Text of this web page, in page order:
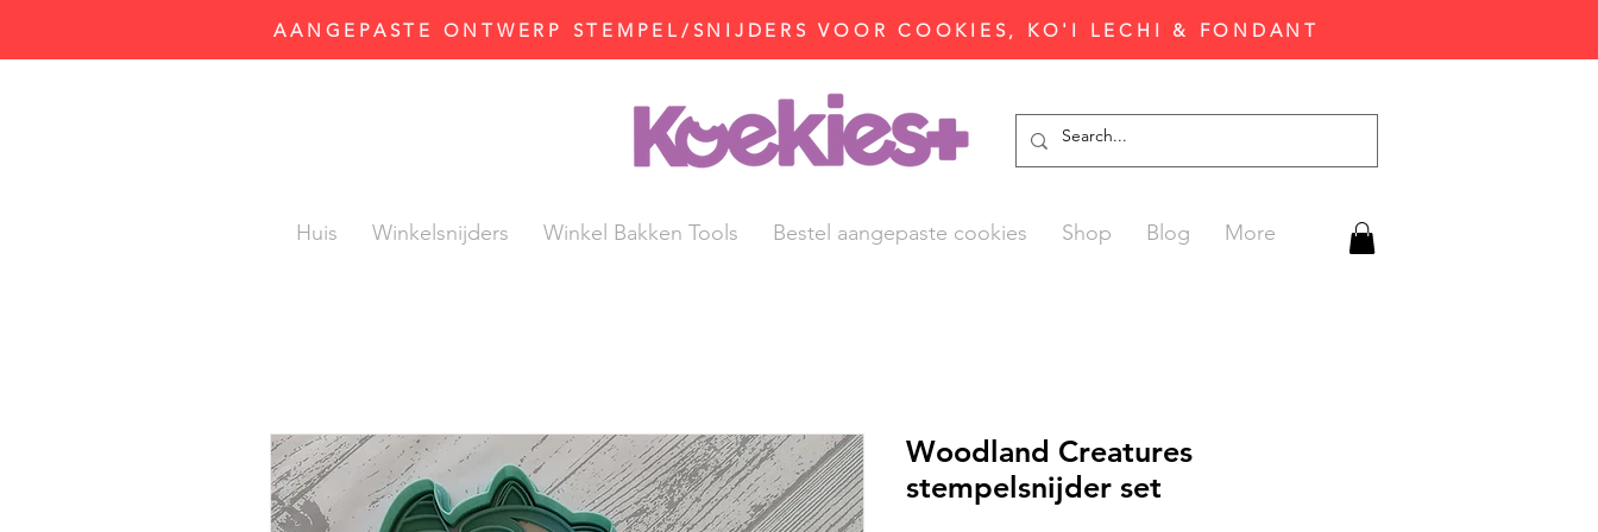
AANGEPASTE ONTWERP STEMPEL/SNIJDERS VOOR COOKIES, KO'I LECHI & FONDANT
Huis Winkelsnijders Winkel Bakken Tools Bestel aangepaste cookies Shop Blog More
Woodland Creatures
stempelsnijder set